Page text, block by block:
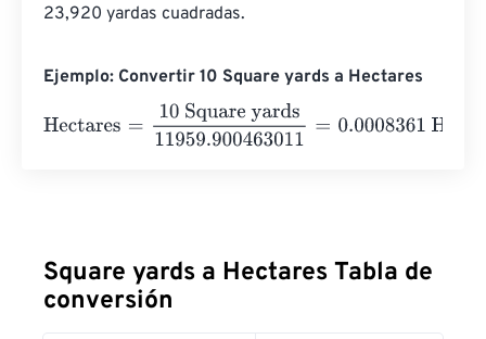
23,920 yardas cuadradas.
Ejemplo: Convertir 10 Square yards a Hectares
Hectares
10 Square yards 11959.900463011=0.0008361
Square yards a Hectares Tabla de
conversión